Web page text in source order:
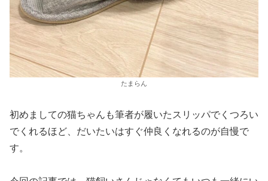
たまらん
初めましての猫ちゃんも筆者が履いたスリッパでくつろい
でくれるほど、だいたいはすぐ仲良くなれるのが自慢で
す。